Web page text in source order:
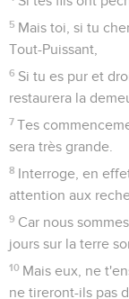
5 Mais toi, si tu
Tout-Puissant,
6 Si tu es pur et
restaurera la
7 Tes
sera très grande.
8 Interroge, en
attention aux
9 Car nous
jours sur la terre
10 Mais eux, ne
ne tireront-ils pas